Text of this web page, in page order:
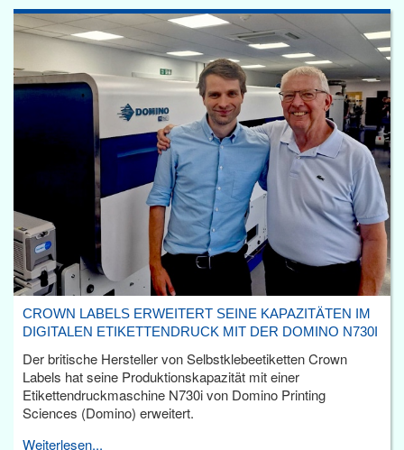
CROWN LABELS ERWEITERT SEINE KAPAZITÄTEN IM
DIGITALEN ETIKETTENDRUCK MIT DER DOMINO N730I
Der britische Hersteller von Selbstklebeetiketten Crown
Labels hat seine Produktionskapazität mit einer
Etikettendruckmaschine N730i von Domino Printing
Sciences (Domino) erweitert.
Weiterlesen...